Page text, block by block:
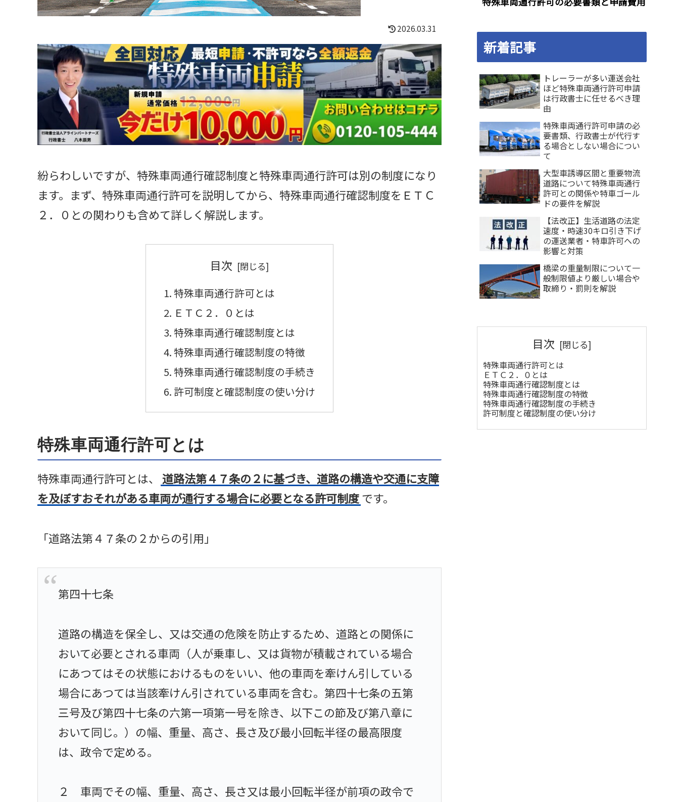
2026.03.31
紛らわしいですが、特殊車両通行確認制度と特殊車両通行許可は別の制度になり
ます。まず、特殊車両通行許可を説明してから、特殊車両通行確認制度をＥＴＣ
２．０との関わりも含めて詳しく解説します。
目次
特殊車両通行許可とは
ＥＴＣ２．０とは
特殊車両通行確認制度とは
特殊車両通行確認制度の特徴
特殊車両通行確認制度の手続き
許可制度と確認制度の使い分け
特殊車両通行許可とは
特殊車両通行許可とは、
道路法第４７条の２に基づき、道路の構造や交通に支障
を及ぼすおそれがある車両が通行する場合に必要となる許可制度です。
「道路法第４７条の２からの引用」
第四十七条
道路の構造を保全し、又は交通の危険を防止するため、道路との関係に
おいて必要とされる車両（人が乗車し、又は貨物が積載されている場合
にあつてはその状態におけるものをいい、他の車両を牽けん引している
場合にあつては当該牽けん引されている車両を含む。第四十七条の五第
三号及び第四十七条の六第一項第一号を除き、以下この節及び第八章に
おいて同じ。）の幅、重量、高さ、長さ及び最小回転半径の最高限度
は、政令で定める。
２ 車両でその幅、重量、高さ、長さ又は最小回転半径が前項の政令で
新着記事
トレーラーが多い運送会社
ほど特殊車両通行許可申請
は行政書士に任せるべき理
由
特殊車両通行許可申請の必
要書類、行政書士が代行す
る場合としない場合につい
て
大型車誘導区間と重要物流
道路について特殊車両通行
許可との関係や特車ゴール
ドの要件を解説
【法改正】生活道路の法定
速度・時速30キロ引き下げ
の運送業者・特車許可への
影響と対策
橋梁の重量制限について一
般制限値より厳しい場合や
取締り・罰則を解説
目次
特殊車両通行許可とは
ＥＴＣ２．０とは
特殊車両通行確認制度とは
特殊車両通行確認制度の特徴
特殊車両通行確認制度の手続き
許可制度と確認制度の使い分け